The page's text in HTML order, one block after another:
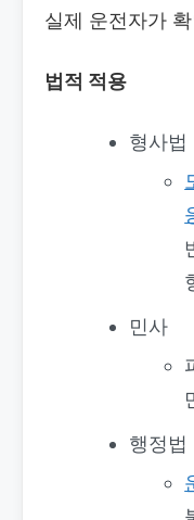
실제 운전자가
법적 적용
형사법
민사
행정법